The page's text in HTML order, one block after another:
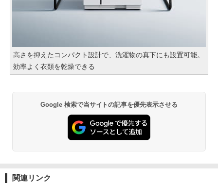
高さを抑えたコンパクト設計で、洗濯物の真下にも設置可能。
効率よく衣類を乾燥できる
Google 検索で当サイトの記事を優先表示させる
関連リンク